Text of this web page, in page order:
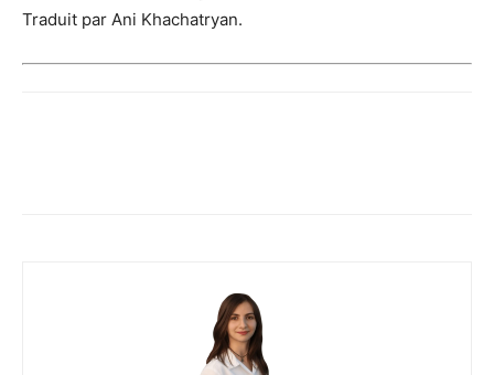
Traduit par Ani Khachatryan.